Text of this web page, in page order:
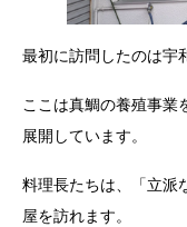
最初に訪問したのは宇
ここは真鯛の養殖事業
展開しています。
料理長たちは、「立派
屋を訪れます。